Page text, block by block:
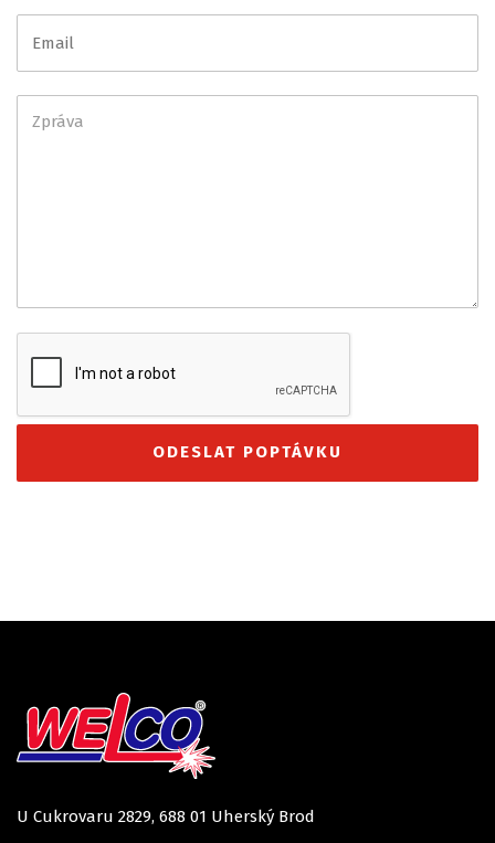
U Cukrovaru 2829, 688 01 Uherský Brod